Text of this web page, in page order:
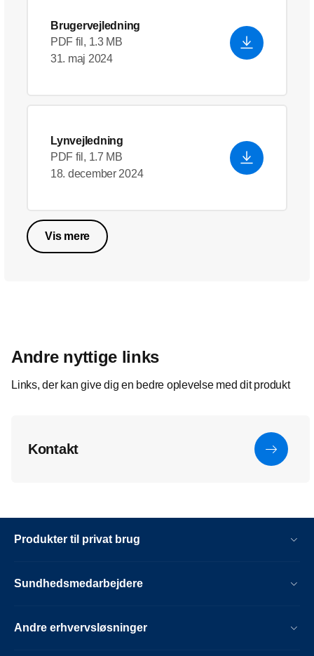
Brugervejledning
PDF fil, 1.3 MB
31. maj 2024
Lynvejledning
PDF fil, 1.7 MB
18. december 2024
Vis mere
Andre nyttige links
Links, der kan give dig en bedre oplevelse med dit produkt
Kontakt
Produkter til privat brug
Sundhedsmedarbejdere
Andre erhvervsløsninger